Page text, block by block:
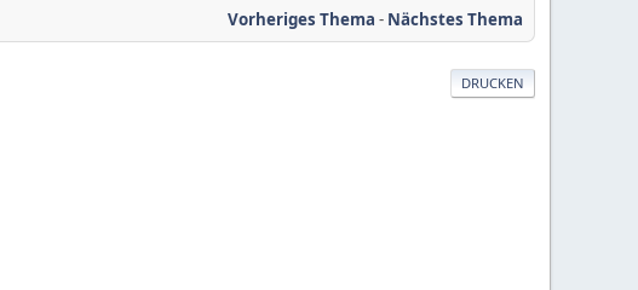
Vorheriges Thema - Nächstes Thema
DRUCKEN